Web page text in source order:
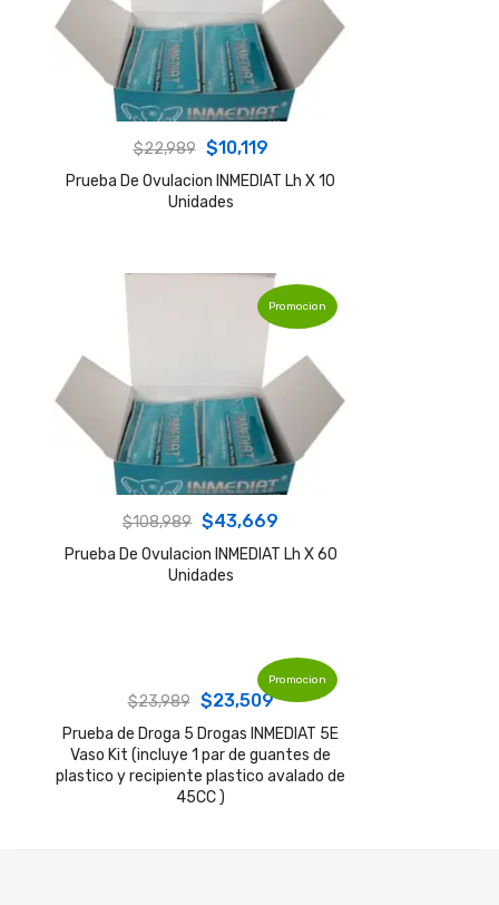
$22,989 Original
price
was:
$10,119Current
price
Prueba De Ovulacion INMEDIAT Lh X 10
Unidades
Promocion
$108,989 Original
price
was:
$43,669
price
Prueba De Ovulacion INMEDIAT Lh X 60
Unidades
Promocion
$23,989 Original
price
was:
$23,989.
$23,509Current
price
is:
Prueba de Droga 5 Drogas INMEDIAT 5E
Vaso Kit (incluye 1 par de guantes de
plastico y recipiente plastico avalado de
45CC )